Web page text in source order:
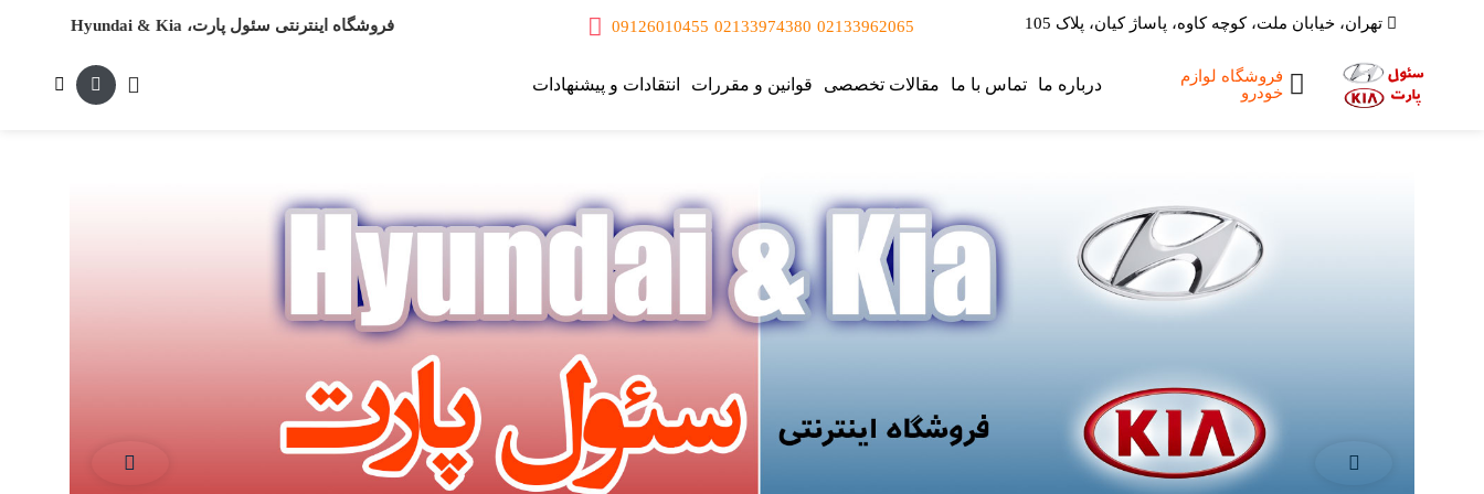
تهران، خیابان ملت، کوچه کاوه، پاساژ کیان، پلاک 105 02133962065
02133974380
09126010455 فروشگاه اینترنتی سئول پارت، Hyundai & Kia
صفحه اصلی
فروشگاه لوازم
خودرو
درباره ما تماس با ما مقالات تخصصی قوانین و مقررات انتقادات و پیشنهادات